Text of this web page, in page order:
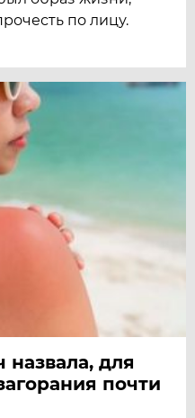
по лицу.
для
почти